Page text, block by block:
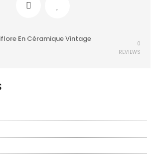
En Céramique Vintage
0
REVIEWS